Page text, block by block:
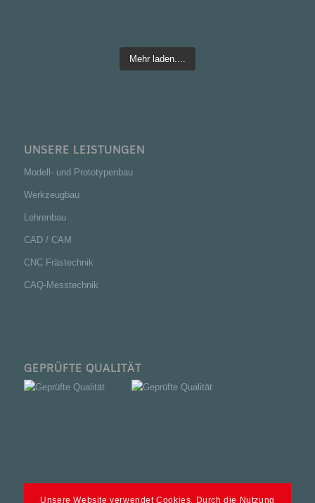
Mehr laden....
UNSERE LEISTUNGEN
Modell- und Prototypenbau
Werkzeugbau
Lehrenbau
CAD / CAM
CNC Frästechnik
CAQ-Messtechnik
GEPRÜFTE QUALITÄT
Unsere Website verwendet Cookies. Durch die Nutzung